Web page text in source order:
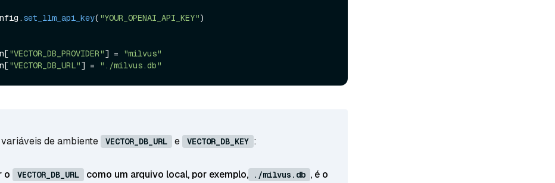
. set_llm_api_key( "YOUR_OPENAI_API_KEY")
["VECTOR_DB_PROVIDER"] =
"milvus"
["VECTOR_DB_URL"] = "./milvus.db"
de ambiente VECTOR_DB_URL e VECTOR_DB_KEY :
o VECTOR_DB_URL como um arquivo local, por exemplo, ./milvus.db , é o